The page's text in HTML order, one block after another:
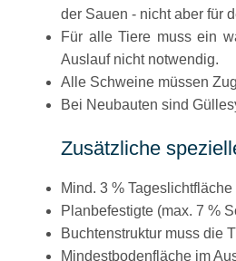
der Sauen - nicht aber für
Für alle Tiere muss ein
Auslauf nicht notwendig.
Alle Schweine müssen
Bei Neubauten sind
Zusätzliche
Mind. 3 % Tageslichtfläche
Planbefestigte (max. 7 %
Buchtenstruktur muss die
Mindestbodenfläche im